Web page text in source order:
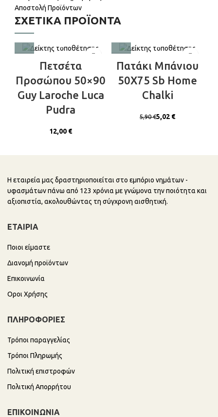
Αποστολή Προϊόντων
ΣΧΕΤΙΚΆ ΠΡΟΪΌΝΤΑ
Πετσέτα
Προσώπου 50×90
Guy Laroche Luca
Pudra
€
Πατάκι Μπάνιου
50X75 Sb Home
Chalki
5,90€5,02 €
Η εταιρεία μας δραστηριοποιείται στο εμπόριο νημάτων -
υφασμάτων πάνω από 123 χρόνια με γνώμονα την ποιότητα και
αξιοπιστία, ακολουθώντας τη σύγχρονη αισθητική.
ΕΤΑΙΡΙΑ
Ποιοι είμαστε
Διανομή προϊόντων
Επικοινωνία
Οροι Χρήσης
ΠΛΗΡΟΦΟΡΙΕΣ
Τρόποι παραγγελίας
Τρόποι Πληρωμής
Πολιτική επιστροφών
Πολιτική Απορρήτου
ΕΠΙΚΟΙΝΩΝΙΑ